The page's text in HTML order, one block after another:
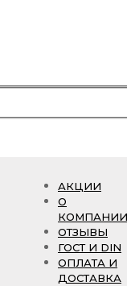
АКЦИИ
О
КОМПАНИИ
ОТЗЫВЫ
ГОСТ И DIN
ОПЛАТА И
ДОСТАВКА